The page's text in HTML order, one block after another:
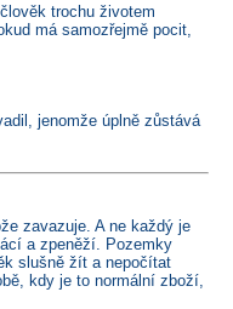
trochu životem
má samozřejmě pocit,
jenomže úplně zůstává
zavazuje. A ne každý je
a zpeněží. Pozemky
slušně žít a nepočítat
kdy je to normální zboží,